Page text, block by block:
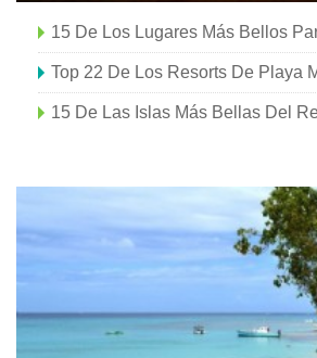
15 De Las Islas Más Bellas Del